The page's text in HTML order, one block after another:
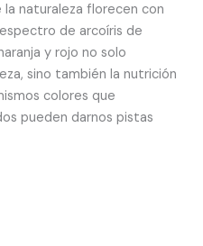
la naturaleza florecen con
de arcoíris de
y rojo no solo
sino también la nutrición
colores que
pueden darnos pistas